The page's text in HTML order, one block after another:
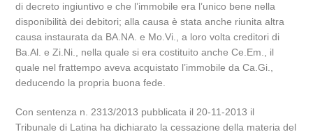
di decreto ingiuntivo e che l’immobile era l’unico bene nella
disponibilità dei debitori; alla causa è stata anche riunita altra
causa instaurata da BA.NA. e Mo.Vi., a loro volta creditori di
Ba.Al. e Zi.Ni., nella quale si era costituito anche Ce.Em., il
quale nel frattempo aveva acquistato l’immobile da Ca.Gi.,
deducendo la propria buona fede.
Con sentenza n. 2313/2013 pubblicata il 20-11-2013 il
Tribunale di Latina ha dichiarato la cessazione della materia del